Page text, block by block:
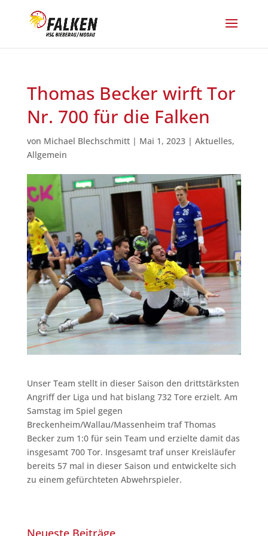
Thomas Becker wirft Tor
Nr. 700 für die Falken
von Michael Blechschmitt| Mai 1, 2023| Aktuelles,
Allgemein
Unser Team stellt in dieser Saison den drittstärksten
Angriff der Liga und hat bislang 732 Tore erzielt. Am
Samstag im Spiel gegen
Breckenheim/Wallau/Massenheim traf Thomas
Becker zum 1:0 für sein Team und erzielte damit das
insgesamt 700 Tor. Insgesamt traf unser Kreisläufer
bereits 57 mal in dieser Saison und entwickelte sich
zu einem gefürchteten Abwehrspieler.
Neueste Beiträge